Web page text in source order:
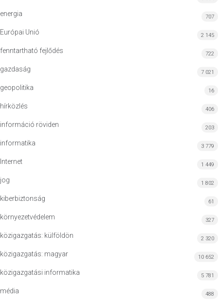
energia 707
Európai Unió 2 145
fenntartható fejlődés 722
gazdaság 7 021
geopolitika 16
hírközlés 406
információ röviden 203
informatika 3 779
Internet 1 449
jog 1 802
kiberbiztonság 61
környezetvédelem 327
közigazgatás: külföldön 2 320
közigazgatás: magyar 10 652
közigazgatási informatika 5 781
média 488